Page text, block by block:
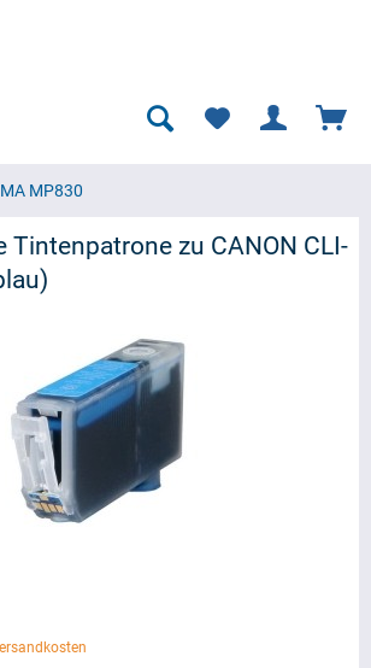
MP830
Tintenpatrone zu CANON CLI-